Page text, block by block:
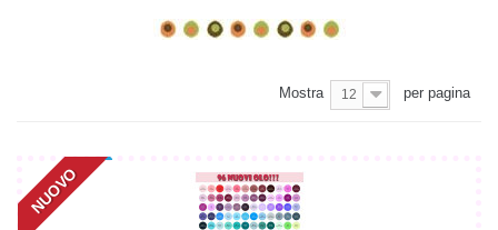
Mostra 12 per pagina
NUOVO